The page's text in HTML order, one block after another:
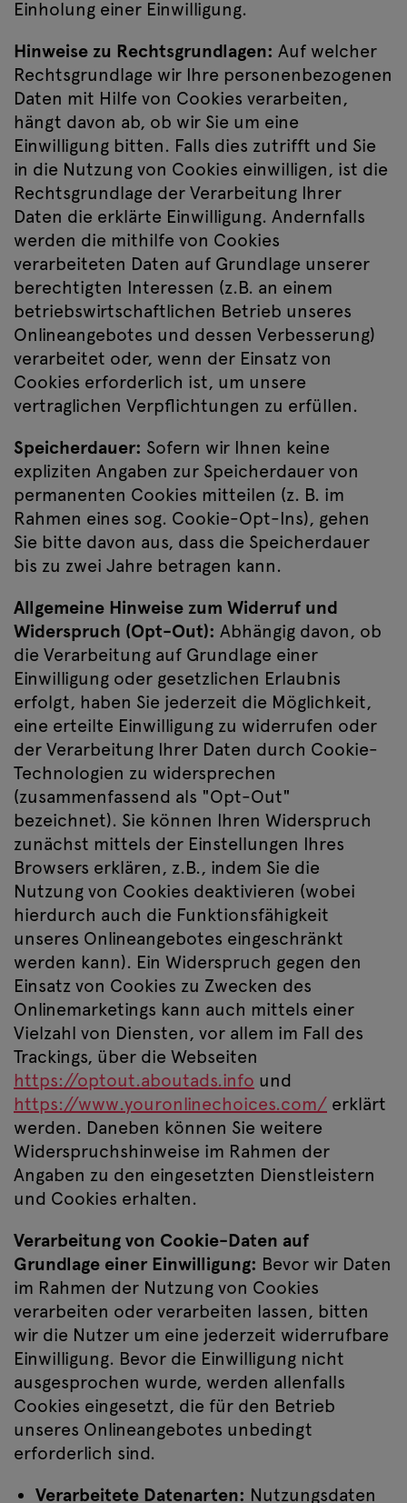
Einholung einer Einwilligung.
Hinweise zu Rechtsgrundlagen: Auf welcher
Rechtsgrundlage wir Ihre personenbezogenen
Daten mit Hilfe von Cookies verarbeiten,
hängt davon ab, ob wir Sie um eine
Einwilligung bitten. Falls dies zutrifft und Sie
in die Nutzung von Cookies einwilligen, ist die
Rechtsgrundlage der Verarbeitung Ihrer
Daten die erklärte Einwilligung. Andernfalls
werden die mithilfe von Cookies
verarbeiteten Daten auf Grundlage unserer
berechtigten Interessen (z.B. an einem
betriebswirtschaftlichen Betrieb unseres
Onlineangebotes und dessen Verbesserung)
verarbeitet oder, wenn der Einsatz von
Cookies erforderlich ist, um unsere
vertraglichen Verpflichtungen zu erfüllen.
Speicherdauer: Sofern wir Ihnen keine
expliziten Angaben zur Speicherdauer von
permanenten Cookies mitteilen (z. B. im
Rahmen eines sog. Cookie-Opt-Ins), gehen
Sie bitte davon aus, dass die Speicherdauer
bis zu zwei Jahre betragen kann.
Allgemeine Hinweise zum Widerruf und
Widerspruch (Opt-Out): Abhängig davon, ob
die Verarbeitung auf Grundlage einer
Einwilligung oder gesetzlichen Erlaubnis
erfolgt, haben Sie jederzeit die Möglichkeit,
eine erteilte Einwilligung zu widerrufen oder
der Verarbeitung Ihrer Daten durch Cookie-
Technologien zu widersprechen
(zusammenfassend als "Opt-Out"
bezeichnet). Sie können Ihren Widerspruch
zunächst mittels der Einstellungen Ihres
Browsers erklären, z.B., indem Sie die
Nutzung von Cookies deaktivieren (wobei
hierdurch auch die Funktionsfähigkeit
unseres Onlineangebotes eingeschränkt
werden kann). Ein Widerspruch gegen den
Einsatz von Cookies zu Zwecken des
Onlinemarketings kann auch mittels einer
Vielzahl von Diensten, vor allem im Fall des
Trackings, über die Webseiten
https://optout.aboutads.info und
https://www.youronlinechoices.com/ erklärt
werden. Daneben können Sie weitere
Widerspruchshinweise im Rahmen der
Angaben zu den eingesetzten Dienstleistern
und Cookies erhalten.
Verarbeitung von Cookie-Daten auf
Grundlage einer Einwilligung: Bevor wir Daten
im Rahmen der Nutzung von Cookies
verarbeiten oder verarbeiten lassen, bitten
wir die Nutzer um eine jederzeit widerrufbare
Einwilligung. Bevor die Einwilligung nicht
ausgesprochen wurde, werden allenfalls
Cookies eingesetzt, die für den Betrieb
unseres Onlineangebotes unbedingt
erforderlich sind.
Verarbeitete Datenarten: Nutzungsdaten